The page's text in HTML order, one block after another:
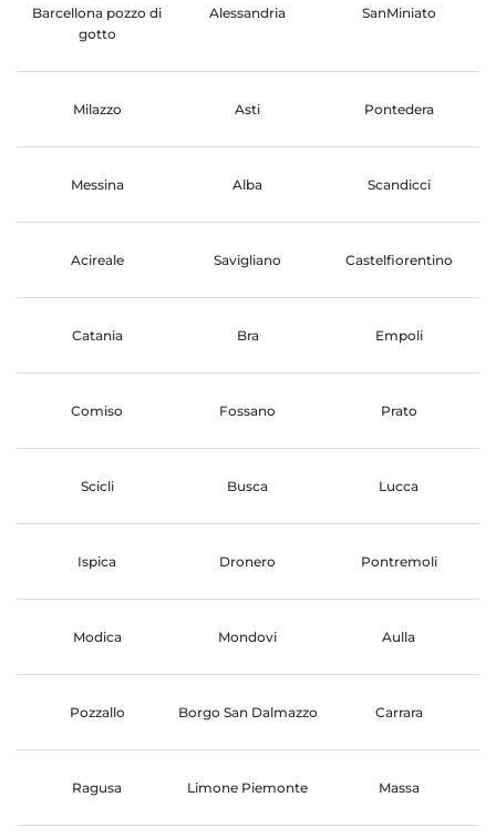
Barcellona pozzo di
gotto
Alessandria SanMiniato
Milazzo Asti Pontedera
Messina Alba Scandicci
Acireale Savigliano Castelfiorentino
Catania Bra Empoli
Comiso Fossano Prato
Scicli Busca Lucca
Ispica Dronero Pontremoli
Modica Mondovi Aulla
Pozzallo Borgo San Dalmazzo Carrara
Ragusa Limone Piemonte Massa